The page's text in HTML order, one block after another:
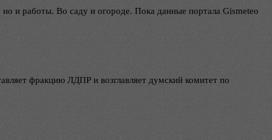
и работы. Во саду и огороде. Пока данные портала Gismeteo
фракцию ЛДПР и возглавляет думский комитет по